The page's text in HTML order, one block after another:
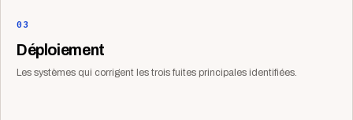
03
Déploiement
Les systèmes qui corrigent les trois fuites principales identifiées.